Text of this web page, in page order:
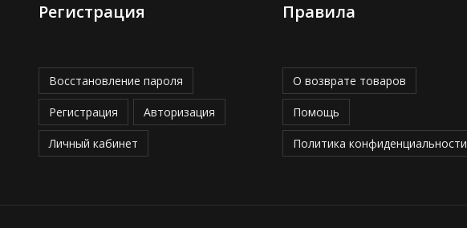
Регистрация
Восстановление пароля
Регистрация Авторизация
Личный кабинет
Правила
О возврате товаров
Помощь
Политика конфиденциальности